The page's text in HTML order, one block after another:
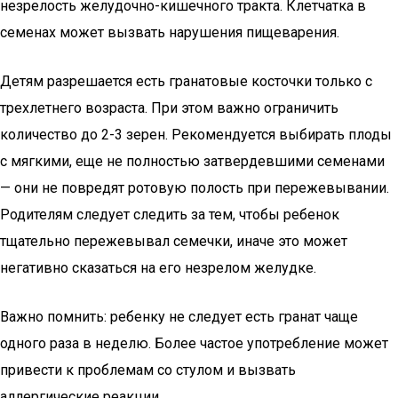
незрелость желудочно-кишечного тракта. Клетчатка в
семенах может вызвать нарушения пищеварения.
Детям разрешается есть гранатовые косточки только с
трехлетнего возраста. При этом важно ограничить
количество до 2-3 зерен. Рекомендуется выбирать плоды
с мягкими, еще не полностью затвердевшими семенами
— они не повредят ротовую полость при пережевывании.
Родителям следует следить за тем, чтобы ребенок
тщательно пережевывал семечки, иначе это может
негативно сказаться на его незрелом желудке.
Важно помнить: ребенку не следует есть гранат чаще
одного раза в неделю. Более частое употребление может
привести к проблемам со стулом и вызвать